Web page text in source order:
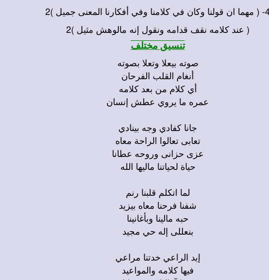
أفكارنا المعنى جميل )2
( عند كلامه نقف قدامه ونقول إنه مالوهش مثيل )2
تنسيق مختلف
صوته بيعلا وتعلا بصوته
أنغام القلب الفرحان
أي كلام من بعد كلامه
عمره ما يروي عطش إنسان
جانا كفادي وجه بينادي
تعابى تعالوا الراحة معاه
عزى حزانى وروحه عطانا
حياة لحياتنا ماليها الله
لما اتكلم قلبنا رنم
شفنا فرحنا معاه بيزيد
حبه مالينا وبأغانينا
بنعللى إله حي مجيد
إيد الراعي خدتنا مراعي
فيها كلامه والمواعيد